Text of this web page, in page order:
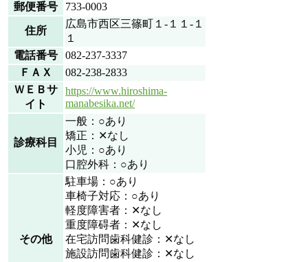
郵便番号
733-0003
住所
広島市西区三篠町１-１１-１
１
電話番号
082-237-3337
ＦＡＸ
082-238-2833
ＷＥＢサ
イト
https://www.hiroshima-
manabesika.net/
診療科目
一般：○あり
矯正：✕なし
小児：○あり
口腔外科：○あり
その他
駐車場：○あり
車椅子対応：○あり
軽度障害者：✕なし
重度障碍者：✕なし
在宅訪問歯科健診：✕なし
施設訪問歯科健診：✕なし